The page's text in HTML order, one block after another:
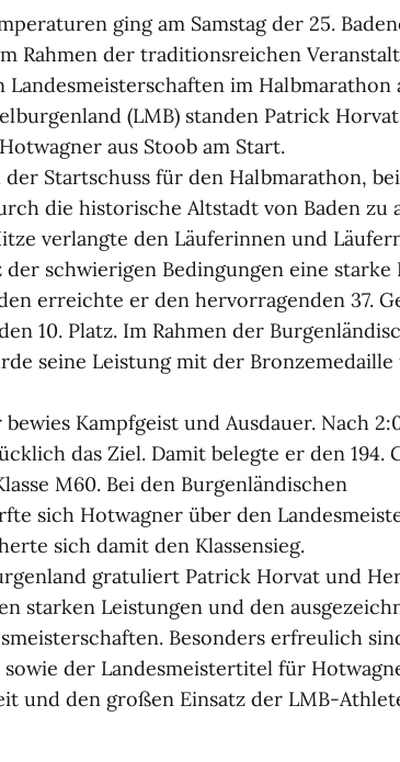
ging am Samstag der 25.
Rahmen der traditionsreichen
im Halbmarathon
(LMB) standen Patrick
aus Stoob am Start.
Startschuss für den Halbmarathon,
die historische Altstadt von Baden zu
verlangte den Läuferinnen und
schwierigen Bedingungen eine starke
erreichte er den hervorragenden 37.
10. Platz. Im Rahmen der
seine Leistung mit der Bronzemedaille
Kampfgeist und Ausdauer. Nach
das Ziel. Damit belegte er den 194.
M60. Bei den Burgenländischen
sich Hotwagner über den
sich damit den Klassensieg.
gratuliert Patrick Horvat und
starken Leistungen und den
Besonders erfreulich
der Landesmeistertitel für
und den großen Einsatz der LMB-